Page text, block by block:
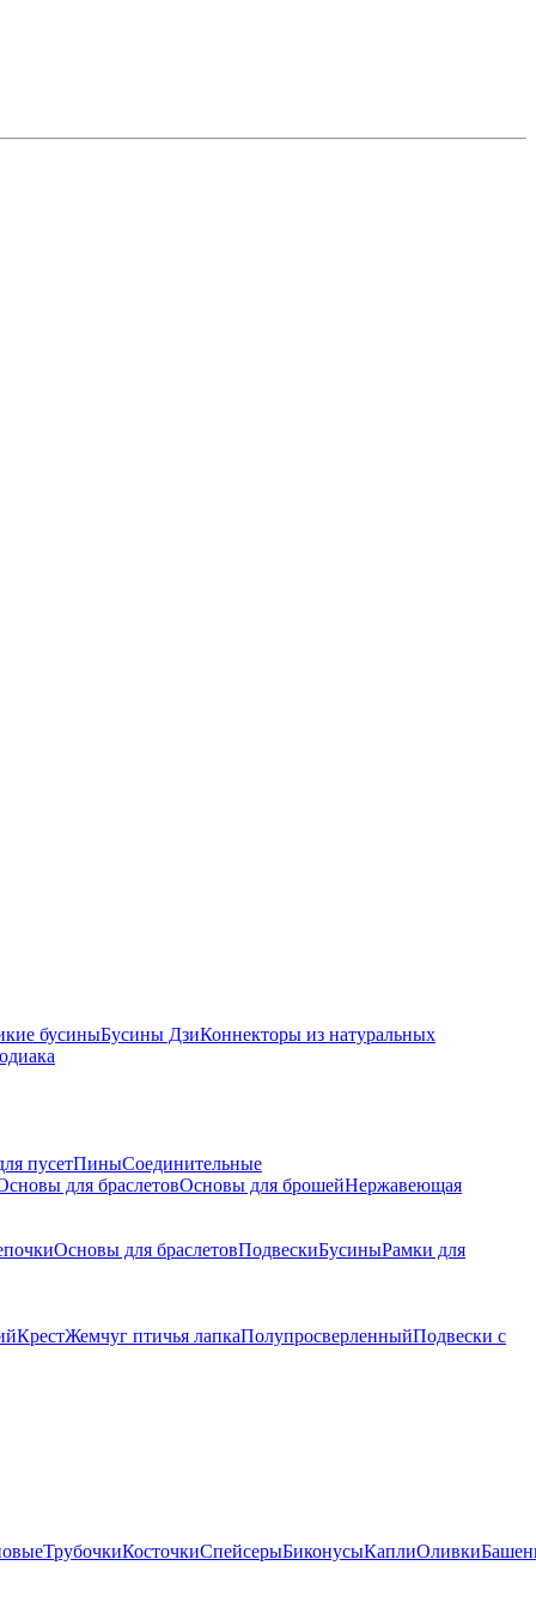
бусиныБусины ДзиКоннекторы из натуральных
пусетПиныСоединительные
для браслетовОсновы для брошейНержавеющая
Основы для браслетовПодвескиБусиныРамки для
КрестЖемчуг птичья лапкаПолупросверленныйПодвески с
ТрубочкиКосточкиСпейсерыБиконусыКаплиОливки